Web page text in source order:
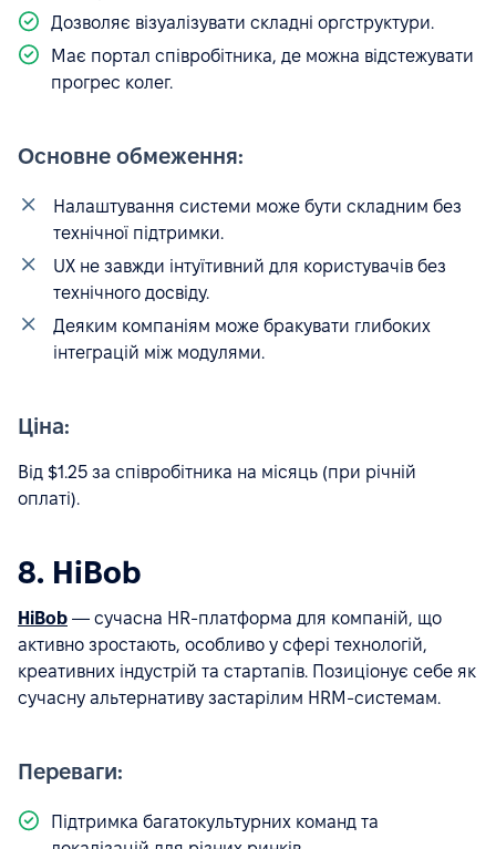
Дозволяє візуалізувати складні оргструктури.
Має портал співробітника, де можна відстежувати
прогрес колег.
Основне обмеження:
Налаштування системи може бути складним без
технічної підтримки.
UX не завжди інтуїтивний для користувачів без
технічного досвіду.
Деяким компаніям може бракувати глибоких
інтеграцій між модулями.
Ціна:
Від $1.25 за співробітника на місяць (при річній
оплаті).
8. HiBob
HiBob — сучасна HR-платформа для компаній, що
активно зростають, особливо у сфері технологій,
креативних індустрій та стартапів. Позиціонує себе як
сучасну альтернативу застарілим HRM-системам.
Переваги:
Підтримка багатокультурних команд та